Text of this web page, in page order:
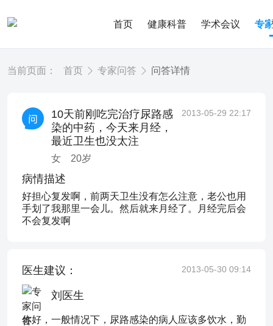
首页 健康科普 学术会议 专
当前页面： 首页 专家问答 问答详情
10天前刚吃完治疗尿路感
染的中药，今天来月经，
最近卫生也没太注
女 20岁
2013-05-29 22:17
病情描述
好担心复发啊，前两天卫生没有怎么注意，老公也用
手划了我那里一会儿。然后就来月经了。月经完后会
不会复发啊
医生建议： 2013-05-30 09:14
刘医生
你好，一般情况下，尿路感染的病人应该多饮水，勤